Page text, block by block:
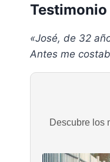
Testimonio
«José, de 32
Antes me
Descubre los